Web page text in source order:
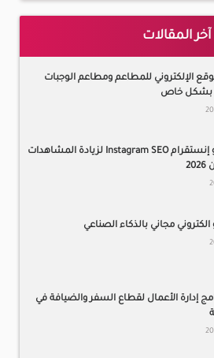
آخر المقالات
الإلكتروني للمطاعم ومطاعم الوجبات
بشكل خاص
دليل سيو إنستقرام Instagram SEO لزيادة المشاهدات
مجاني بالذكاء الصناعي
إدارة الأعمال لقطاع السفر والضيافة في